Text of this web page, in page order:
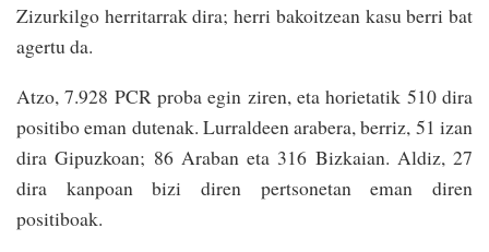
Zizurkilgo herritarrak dira; herri bakoitzean kasu berri bat
agertu da.
Atzo, 7.928 PCR proba egin ziren, eta horietatik 510 dira
positibo eman dutenak. Lurraldeen arabera, berriz, 51 izan
dira Gipuzkoan; 86 Araban eta 316 Bizkaian. Aldiz, 27
dira kanpoan bizi diren pertsonetan eman diren
positiboak.